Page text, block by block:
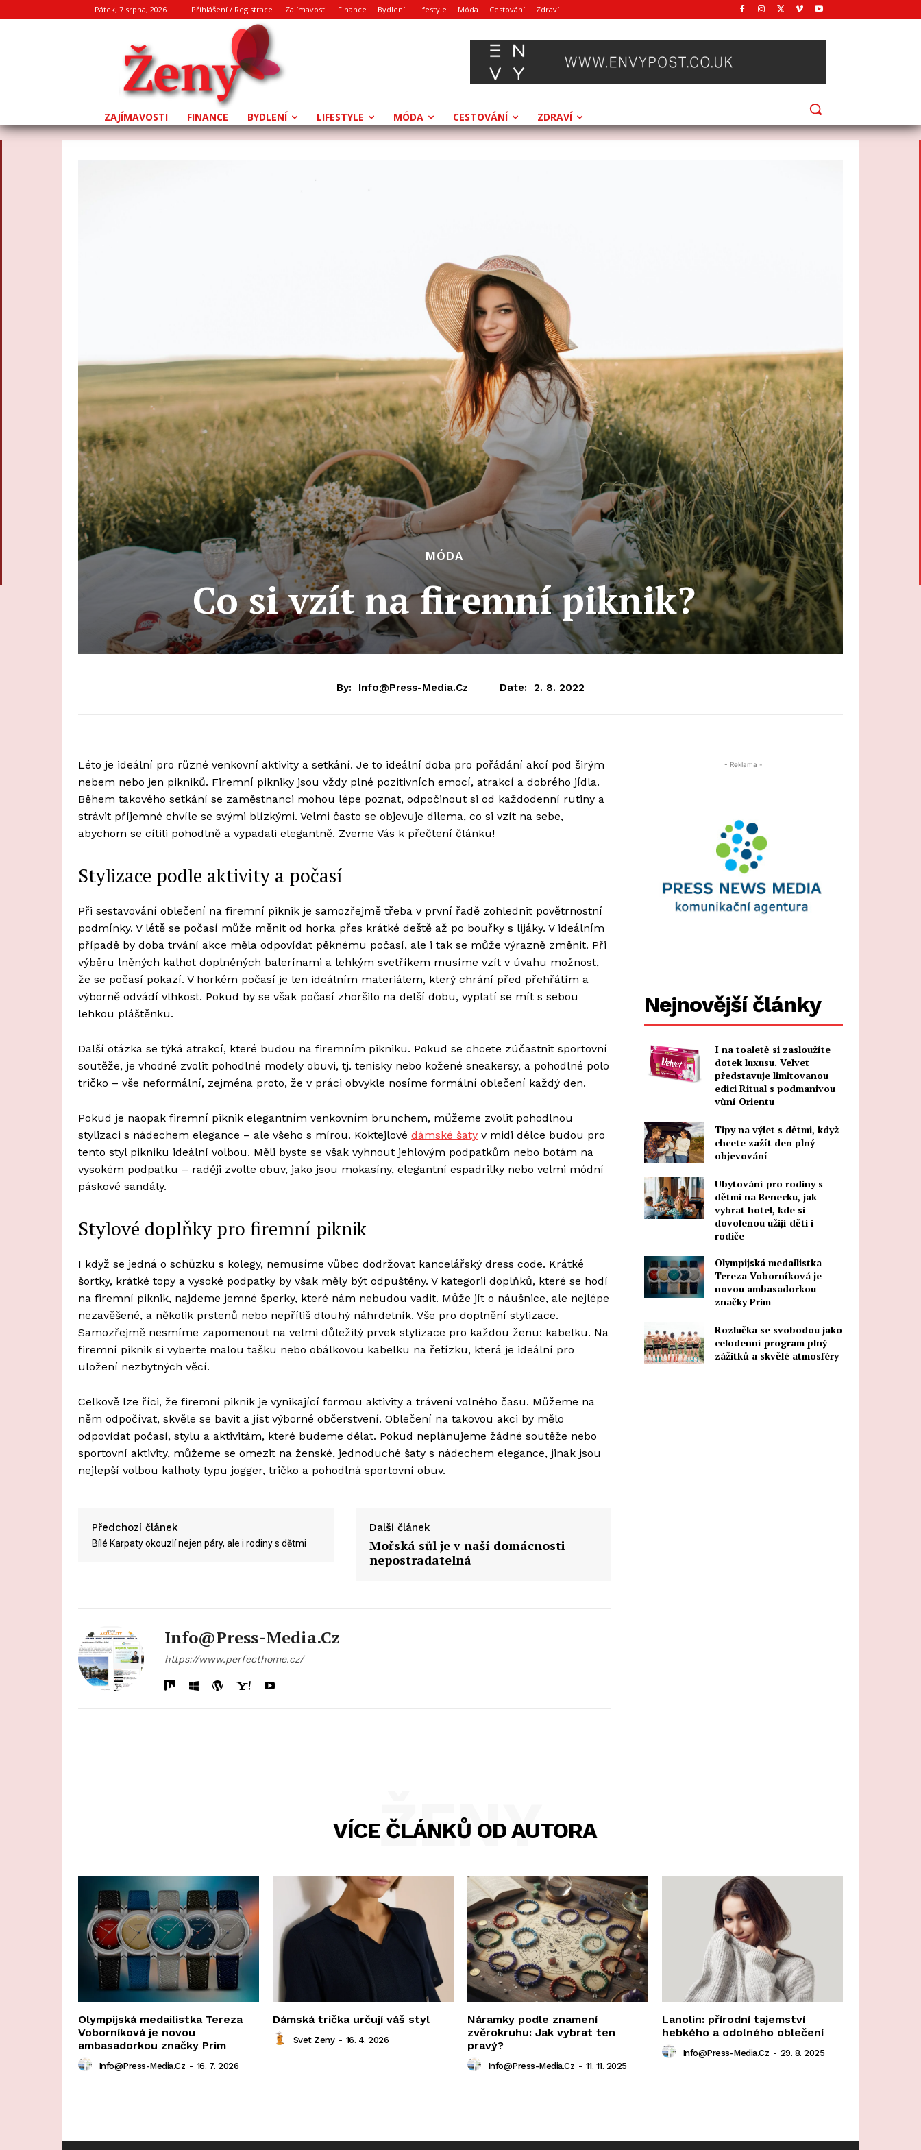
Pátek, 7 srpna, 2026 Přihlášení / Registrace Zajímavosti Finance Bydlení Lifestyle Móda Cestování Zdraví
ZAJÍMAVOSTI FINANCE BYDLENÍ LIFESTYLE MÓDA CESTOVÁNÍ ZDRAVÍ
MÓDA
Co si vzít na firemní piknik?
By: Info@press-Media.cz Date: 2. 8. 2022
Léto je ideální pro různé venkovní aktivity a setkání. Je to ideální doba pro pořádání akcí pod širým
nebem nebo jen pikniků. Firemní pikniky jsou vždy plné pozitivních emocí, atrakcí a dobrého jídla.
Během takového setkání se zaměstnanci mohou lépe poznat, odpočinout si od každodenní rutiny a
strávit příjemné chvíle se svými blízkými. Velmi často se objevuje dilema, co si vzít na sebe,
abychom se cítili pohodlně a vypadali elegantně. Zveme Vás k přečtení článku!
Stylizace podle aktivity a počasí
Při sestavování oblečení na firemní piknik je samozřejmě třeba v první řadě zohlednit povětrnostní
podmínky. V létě se počasí může měnit od horka přes krátké deště až po bouřky s lijáky. V ideálním
případě by doba trvání akce měla odpovídat pěknému počasí, ale i tak se může výrazně změnit. Při
výběru lněných kalhot doplněných balerínami a lehkým svetříkem musíme vzít v úvahu možnost,
že se počasí pokazí. V horkém počasí je len ideálním materiálem, který chrání před přehřátím a
výborně odvádí vlhkost. Pokud by se však počasí zhoršilo na delší dobu, vyplatí se mít s sebou
lehkou pláštěnku.
Další otázka se týká atrakcí, které budou na firemním pikniku. Pokud se chcete zúčastnit sportovní
soutěže, je vhodné zvolit pohodlné modely obuvi, tj. tenisky nebo kožené sneakersy, a pohodlné polo
tričko – vše neformální, zejména proto, že v práci obvykle nosíme formální oblečení každý den.
Pokud je naopak firemní piknik elegantním venkovním brunchem, můžeme zvolit pohodlnou
stylizaci s nádechem elegance – ale všeho s mírou. Koktejlové dámské šaty v midi délce budou pro
tento styl pikniku ideální volbou. Měli byste se však vyhnout jehlovým podpatkům nebo botám na
vysokém podpatku – raději zvolte obuv, jako jsou mokasíny, elegantní espadrilky nebo velmi módní
páskové sandály.
Stylové doplňky pro firemní piknik
I když se jedná o schůzku s kolegy, nemusíme vůbec dodržovat kancelářský dress code. Krátké
šortky, krátké topy a vysoké podpatky by však měly být odpuštěny. V kategorii doplňků, které se hodí
na firemní piknik, najdeme jemné šperky, které nám nebudou vadit. Může jít o náušnice, ale nejlépe
nezavěšené, a několik prstenů nebo nepříliš dlouhý náhrdelník. Vše pro doplnění stylizace.
Samozřejmě nesmíme zapomenout na velmi důležitý prvek stylizace pro každou ženu: kabelku. Na
firemní piknik si vyberte malou tašku nebo obálkovou kabelku na řetízku, která je ideální pro
uložení nezbytných věcí.
Celkově lze říci, že firemní piknik je vynikající formou aktivity a trávení volného času. Můžeme na
něm odpočívat, skvěle se bavit a jíst výborné občerstvení. Oblečení na takovou akci by mělo
odpovídat počasí, stylu a aktivitám, které budeme dělat. Pokud neplánujeme žádné soutěže nebo
sportovní aktivity, můžeme se omezit na ženské, jednoduché šaty s nádechem elegance, jinak jsou
nejlepší volbou kalhoty typu jogger, tričko a pohodlná sportovní obuv.
Předchozí článek
Bílé Karpaty okouzlí nejen páry, ale i rodiny s dětmi
Další článek
Mořská sůl je v naší domácnosti
nepostradatelná
Info@press-Media.cz
https://www.perfecthome.cz/
- Reklama -
Nejnovější články
I na toaletě si zasloužíte
dotek luxusu. Velvet
představuje limitovanou
edici Ritual s podmanivou
vůní Orientu
Tipy na výlet s dětmi, když
chcete zažít den plný
objevování
Ubytování pro rodiny s
dětmi na Benecku, jak
vybrat hotel, kde si
dovolenou užijí děti i
rodiče
Olympijská medailistka
Tereza Voborníková je
novou ambasadorkou
značky Prim
Rozlučka se svobodou jako
celodenní program plný
zážitků a skvělé atmosféry
VÍCE ČLÁNKŮ OD AUTORA
ŽENY
Olympijská medailistka Tereza
Voborníková je novou
ambasadorkou značky Prim
Info@press-Media.cz - 16. 7. 2026
Dámská trička určují váš styl
Svet Zeny - 16. 4. 2026
Náramky podle znamení
zvěrokruhu: Jak vybrat ten
pravý?
Info@press-Media.cz - 11. 11. 2025
Lanolin: přírodní tajemství
hebkého a odolného oblečení
Info@press-Media.cz - 29. 8. 2025